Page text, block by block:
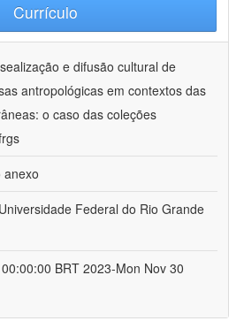
Currículo
e difusão cultural de
antropológicas em contextos das
o caso das coleções
anexo
Universidade Federal do Rio Grande
BRT 2023-Mon Nov 30